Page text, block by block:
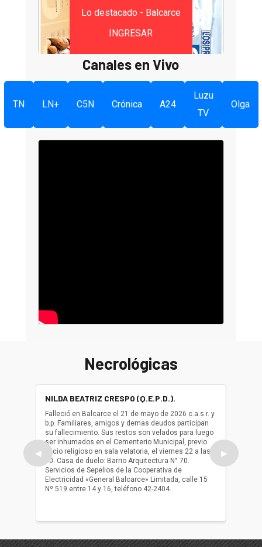
Lo destacado - Balcarce
INGRESAR
Canales en Vivo
TN LN+ C5N Crónica A24
Luzu
TV
Olga
Necrológicas
◀
NILDA BEATRIZ CRESPO (Q.E.P.D.).
Falleció en Balcarce el 21 de mayo de 2026 c.a.s.r. y
b.p. Familiares, amigos y demas deudos participan
su fallecimiento. Sus restos son velados para luego
ser inhumados en el Cementerio Municipal, previo
oficio religioso en sala velatoria, el viernes 22 a las
10. Casa de duelo: Barrio Arquitectura N° 70.
Servicios de Sepelios de la Cooperativa de
Electricidad «General Balcarce» Limitada, calle 15
Nº 519 entre 14 y 16, teléfono 42-2404.
ser
oficio
▶